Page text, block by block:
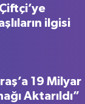
ilgisi
19 Milyar
Aktarıldı”